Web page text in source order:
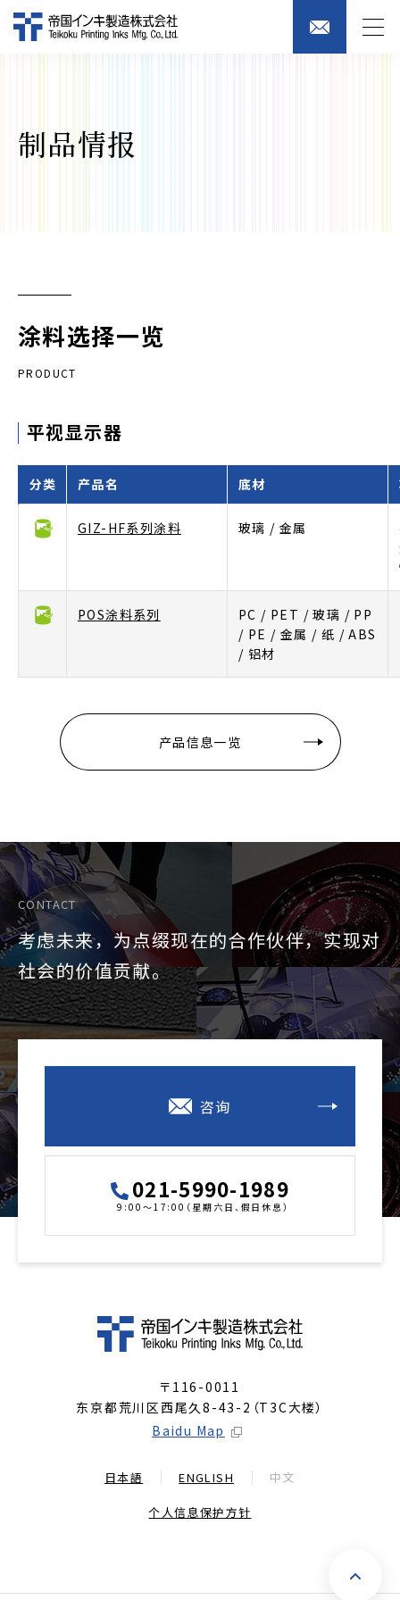
制品情报
涂料选择一览
PRODUCT
平视显示器
分类 产品名 底材
GIZ-HF系列涂料 玻璃 / 金属
POS涂料系列
PC / PET / 玻璃 / PP
/ PE / 金属 / 纸 / ABS
/ 铝材
产品信息一览
CONTACT
考虑未来，为点缀现在的合作伙伴，实现对
社会的价值贡献。
咨询
021-5990-1989
9:00～17:00（星期六日、假日休息）
〒116-0011
东京都荒川区西尾久8-43-2（T3C大楼）
Baidu Map
日本語 ENGLISH 中文
个人信息保护方针